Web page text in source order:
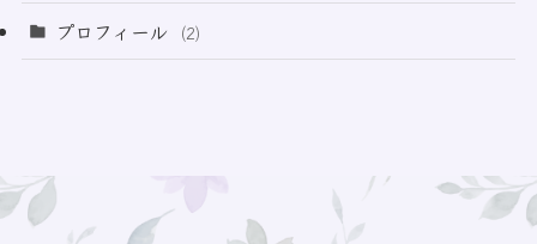
(73)
プロフィール (2)